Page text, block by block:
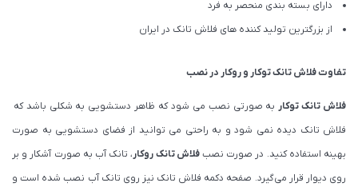
دارای بسته بندی منحصر به فرد
از بزرگترین تولید کننده های فلاش تانک در ایران
تفاوت فلاش تانک توکار و روکار در نصب
فلاش تانک توکار به صورتی نصب می شود که ظاهر دستشویی به شکلی باشد که
فلاش تانک دیده نمی شود و به راحتی می توانید از فضای دستشویی به صورت
بهینه استفاده کنید. در صورت نصبفلاش تانک روکار، تانک آب به صورت آشکار و بر
روی دیوار قرار می‌گیرد. صفحه دکمه فلاش تانک نیز روی تانک آب نصب شده است و